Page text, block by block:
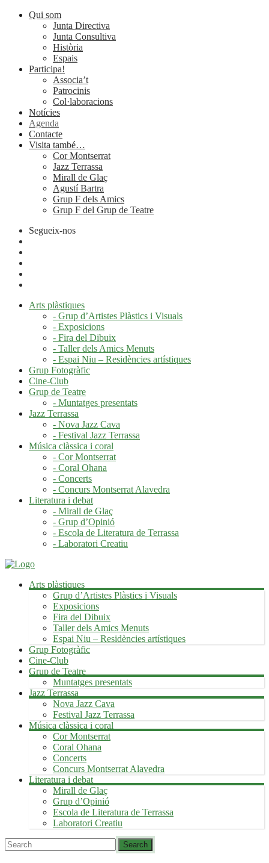
Qui som
Junta Directiva
Junta Consultiva
Història
Espais
Participa!
Associa’t
Patrocinis
Col·laboracions
Notícies
Agenda
Contacte
Visita també…
Cor Montserrat
Jazz Terrassa
Mirall de Glaç
Agustí Bartra
Grup F dels Amics
Grup F del Grup de Teatre
Segueix-nos
Arts plàstiques
- Grup d’Artistes Plàstics i Visuals
- Exposicions
- Fira del Dibuix
- Taller dels Amics Menuts
- Espai Niu – Residències artístiques
Grup Fotogràfic
Cine-Club
Grup de Teatre
- Muntatges presentats
Jazz Terrassa
- Nova Jazz Cava
- Festival Jazz Terrassa
Música clàssica i coral
- Cor Montserrat
- Coral Ohana
- Concerts
- Concurs Montserrat Alavedra
Literatura i debat
- Mirall de Glaç
- Grup d’Opinió
- Escola de Literatura de Terrassa
- Laboratori Creatiu
Arts plàstiques
Grup d’Artistes Plàstics i Visuals
Exposicions
Fira del Dibuix
Taller dels Amics Menuts
Espai Niu – Residències artístiques
Grup Fotogràfic
Cine-Club
Grup de Teatre
Muntatges presentats
Jazz Terrassa
Nova Jazz Cava
Festival Jazz Terrassa
Música clàssica i coral
Cor Montserrat
Coral Ohana
Concerts
Concurs Montserrat Alavedra
Literatura i debat
Mirall de Glaç
Grup d’Opinió
Escola de Literatura de Terrassa
Laboratori Creatiu